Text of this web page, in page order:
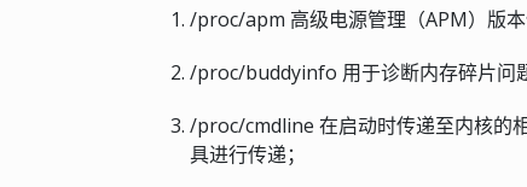
/proc/apm 高级电源管理（APM）版
/proc/buddyinfo 用于诊断内存碎片问
/proc/cmdline 在启动时传递至内核的
具进行传递；